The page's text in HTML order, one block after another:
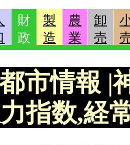
財
政
製
造
農
業
卸
売
市情報 |
指数,経